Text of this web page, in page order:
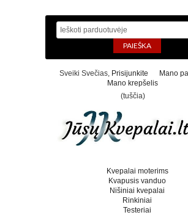
Sveiki Svečias, Prisijunkite
Mano
Mano krepšelis
(tuščia)
Kvepalai moterims
Kvapusis vanduo
Nišiniai kvepalai
Rinkiniai
Testeriai